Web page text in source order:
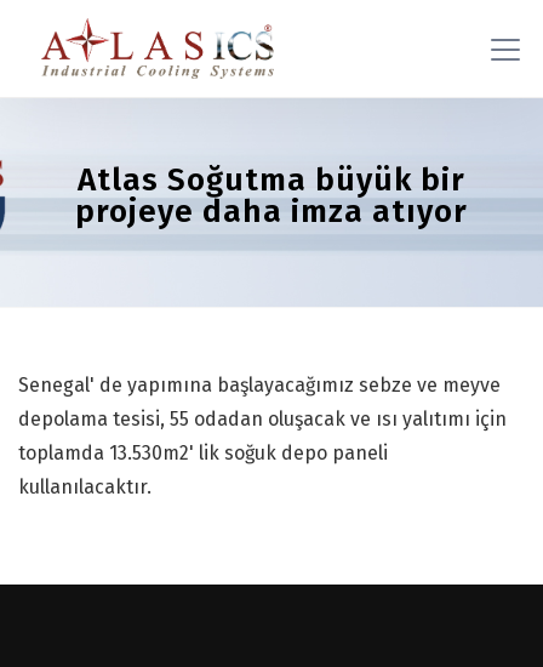
Atlas Soğutma büyük bir
projeye daha imza atıyor
Senegal' de yapımına başlayacağımız sebze ve meyve
depolama tesisi, 55 odadan oluşacak ve ısı yalıtımı için
toplamda 13.530m2' lik soğuk depo paneli
kullanılacaktır.